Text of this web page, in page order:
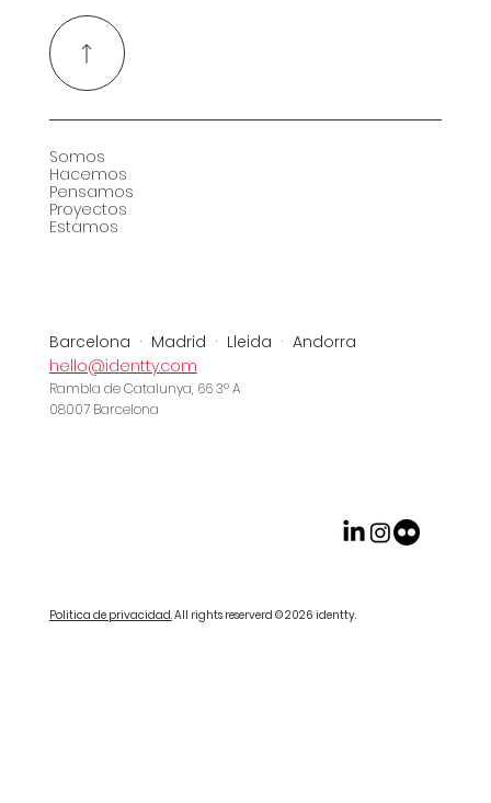
Barcelona · Madrid · Lleida · Andorra
hello@identty.com
Rambla de Catalunya, 66 3º A
08007 Barcelona
Somos
Hacemos
Pensamos
Proyectos
Estamos
Politica de privacidad.All rights reserverd © 2026 identty.